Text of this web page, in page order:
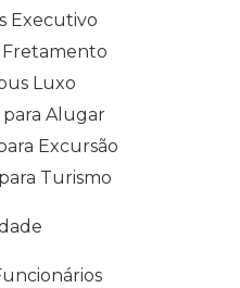
Executivo
Luxo
Alugar
Excursão
Turismo